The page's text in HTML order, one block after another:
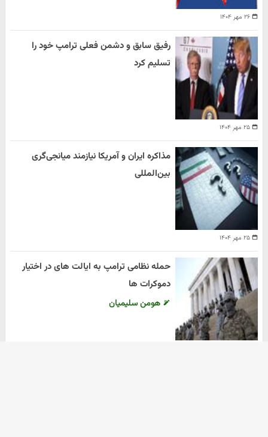
۲۶ مهر ۱۴۰۴
۲۵ مهر ۱۴۰۴
رفیق سابق و دشمن فعلی ترامپ خود را
تسلیم کرد
۲۵ مهر ۱۴۰۴
مذاکره ایران و آمریکا نیازمند میانجی‌گری
بین‌المللی
حمله نظامی ترامپ به ایالت های در اختیار
دموکرات ها
هومن سلیمیان